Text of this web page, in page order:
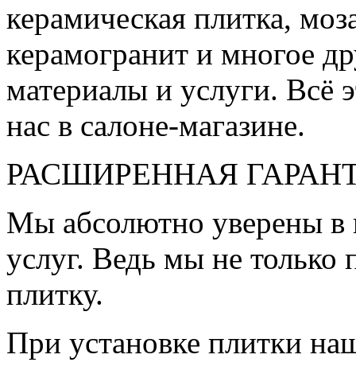
керамическая плитка,
керамогранит и многое
материалы и услуги. Всё
нас в салоне-магазине.
РАСШИРЕННАЯ
Мы абсолютно уверены в
услуг. Ведь мы не
плитку.
При установке плитки